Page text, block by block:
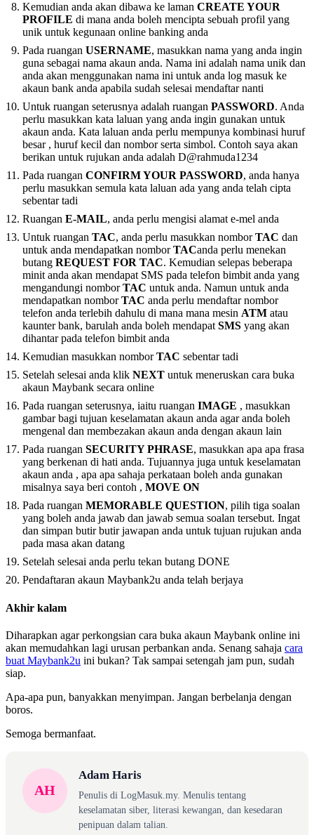
Kemudian anda akan dibawa ke laman CREATE YOUR
PROFILE di mana anda boleh mencipta sebuah profil yang
unik untuk kegunaan online banking anda
Pada ruangan USERNAME, masukkan nama yang anda ingin
guna sebagai nama akaun anda. Nama ini adalah nama unik dan
anda akan menggunakan nama ini untuk anda log masuk ke
akaun bank anda apabila sudah selesai mendaftar nanti
Untuk ruangan seterusnya adalah ruangan PASSWORD. Anda
perlu masukkan kata laluan yang anda ingin gunakan untuk
akaun anda. Kata laluan anda perlu mempunya kombinasi huruf
besar , huruf kecil dan nombor serta simbol. Contoh saya akan
berikan untuk rujukan anda adalah D@rahmuda1234
Pada ruangan CONFIRM YOUR PASSWORD, anda hanya
perlu masukkan semula kata laluan ada yang anda telah cipta
sebentar tadi
Ruangan E-MAIL, anda perlu mengisi alamat e-mel anda
Untuk ruangan TAC, anda perlu masukkan nomborTAC dan
untuk anda mendapatkan nomborTACanda perlu menekan
butang REQUEST FOR TAC. Kemudian selepas beberapa
minit anda akan mendapat SMS pada telefon bimbit anda yang
mengandungi nomborTAC untuk anda. Namun untuk anda
mendapatkan nomborTAC anda perlu mendaftar nombor
telefon anda terlebih dahulu di mana mana mesin ATM atau
kaunter bank, barulah anda boleh mendapat SMS yang akan
dihantar pada telefon bimbit anda
Kemudian masukkan nomborTAC sebentar tadi
Setelah selesai anda klik NEXT untuk meneruskan cara buka
akaun Maybank secara online
Pada ruangan seterusnya, iaitu ruangan IMAGE , masukkan
gambar bagi tujuan keselamatan akaun anda agar anda boleh
mengenal dan membezakan akaun anda dengan akaun lain
Pada ruangan SECURITY PHRASE, masukkan apa apa frasa
yang berkenan di hati anda. Tujuannya juga untuk keselamatan
akaun anda , apa apa sahaja perkataan boleh anda gunakan
misalnya saya beri contoh , MOVE ON
Pada ruangan MEMORABLE QUESTION, pilih tiga soalan
yang boleh anda jawab dan jawab semua soalan tersebut. Ingat
dan simpan butir butir jawapan anda untuk tujuan rujukan anda
pada masa akan datang
Setelah selesai anda perlu tekan butang DONE
Pendaftaran akaun Maybank2u anda telah berjaya
Akhir kalam
Diharapkan agar perkongsian cara buka akaun Maybank online ini
akan memudahkan lagi urusan perbankan anda. Senang sahaja cara
buat Maybank2u ini bukan? Tak sampai setengah jam pun, sudah
siap.
Apa-apa pun, banyakkan menyimpan. Jangan berbelanja dengan
boros.
Semoga bermanfaat.
AH
Adam Haris
Penulis di LogMasuk.my. Menulis tentang
keselamatan siber, literasi kewangan, dan kesedaran
penipuan dalam talian.